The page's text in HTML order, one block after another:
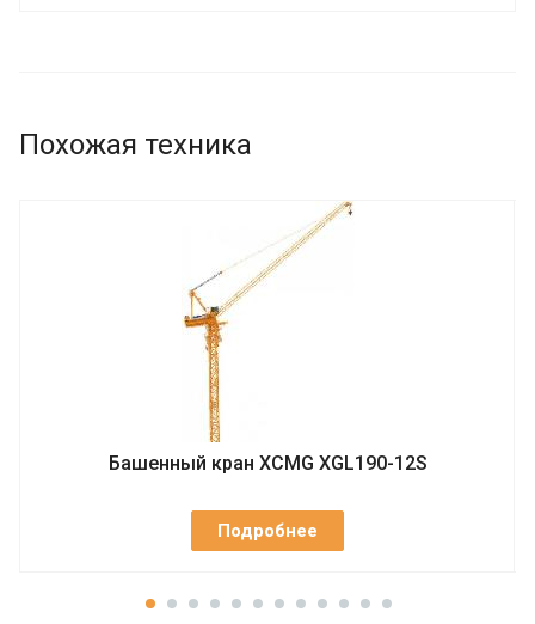
Похожая техника
Башенный кран XCMG XGL190-12S
Подробнее